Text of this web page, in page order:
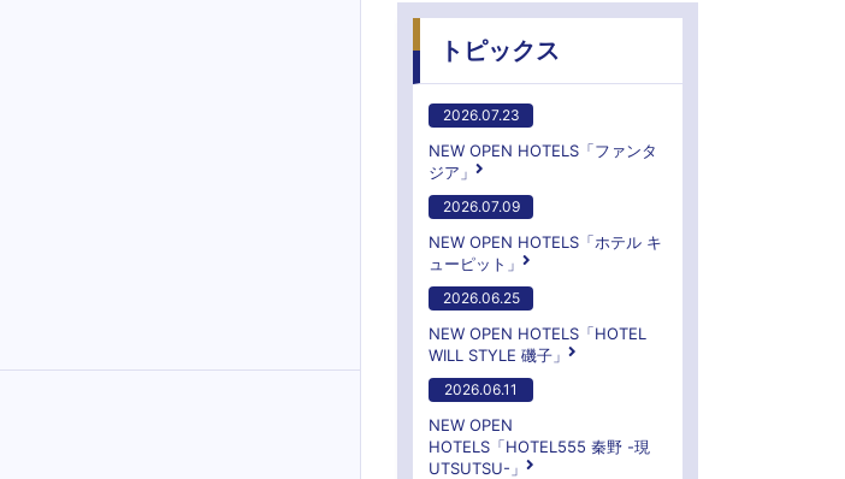
トピックス
2026.07.23
NEW OPEN HOTELS「ファンタ
ジア」
2026.07.09
NEW OPEN HOTELS「ホテル キ
ューピット」
2026.06.25
NEW OPEN HOTELS「HOTEL
WILL STYLE 磯子」
2026.06.11
NEW OPEN
HOTELS「HOTEL555 秦野 -現
UTSUTSU-」